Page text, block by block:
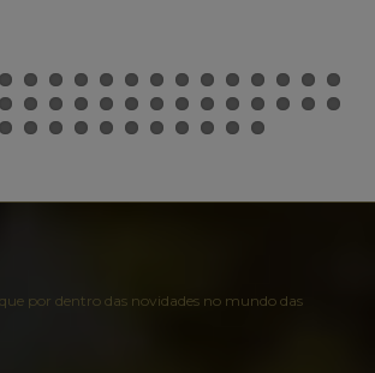
por dentro das novidades no mundo das